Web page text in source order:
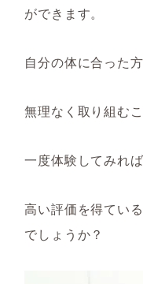
ができます。
自分の体に合った方
無理なく取り組む
一度体験してみれば
高い評価を得てい
でしょうか？